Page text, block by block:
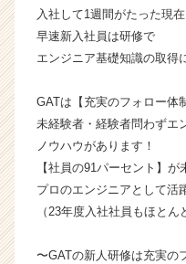
ア
h
e
r
C
a
r
e
r）
入社して1週間がたった現在
早速新入社員は研修で
エンジニア基礎知識の取得
GATは【充実のフォロー体
未経験者・経験者問わずエ
ノウハウがあります！
【社員の91パーセント】が
プロのエンジニアとして活
（23年度入社社員もほと
〜GATの新人研修は充実